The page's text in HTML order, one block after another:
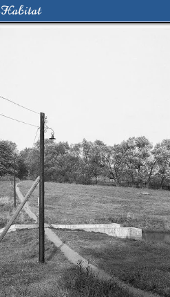
Habitat